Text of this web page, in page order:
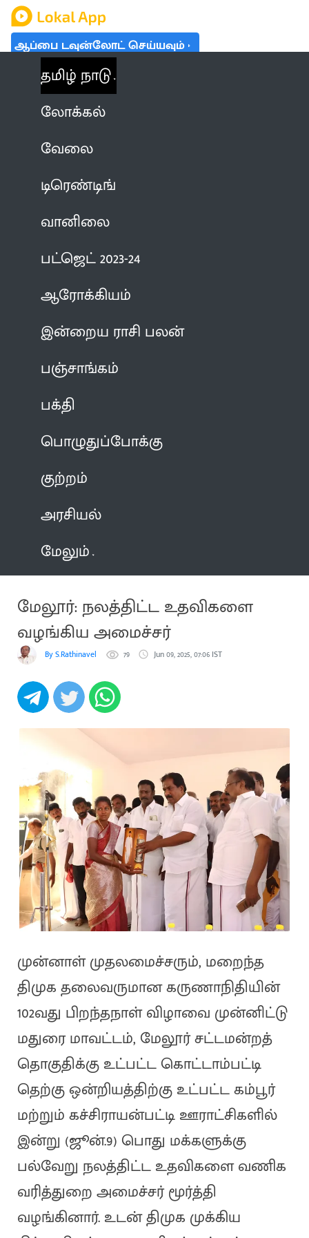
ஆப்பை டவுன்லோட் செய்யவும்
தமிழ் நாடு
லோக்கல்
வேலை
டிரெண்டிங்
வானிலை
பட்ஜெட் 2023-24
ஆரோக்கியம்
இன்றைய ராசி பலன்
பஞ்சாங்கம்
பக்தி
பொழுதுப்போக்கு
குற்றம்
அரசியல்
மேலும்
மேலூர்: நலத்திட்ட உதவிகளை
வழங்கிய அமைச்சர்
By S.Rathinavel 79 Jun 09, 2025, 07:06 IST
முன்னாள் முதலமைச்சரும், மறைந்த
திமுக தலைவருமான கருணாநிதியின்
102வது பிறந்தநாள் விழாவை முன்னிட்டு
மதுரை மாவட்டம், மேலூர் சட்டமன்றத்
தொகுதிக்கு உட்பட்ட கொட்டாம்பட்டி
தெற்கு ஒன்றியத்திற்கு உட்பட்ட கம்பூர்
மற்றும் கச்சிராயன்பட்டி ஊராட்சிகளில்
இன்று (ஜூன்.9) பொது மக்களுக்கு
பல்வேறு நலத்திட்ட உதவிகளை வணிக
வரித்துறை அமைச்சர் மூர்த்தி
வழங்கினார். உடன் திமுக முக்கிய